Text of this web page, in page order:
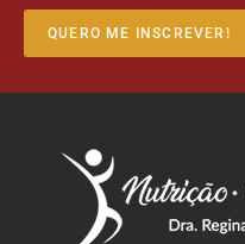
QUERO ME INSCREVER!